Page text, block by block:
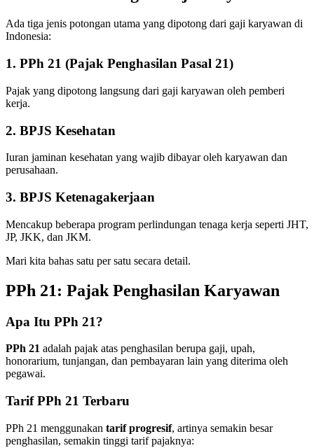
Ada tiga jenis potongan utama yang dipotong dari gaji karyawan di
Indonesia:
1. PPh 21 (Pajak Penghasilan Pasal 21)
Pajak yang dipotong langsung dari gaji karyawan oleh pemberi
kerja.
2. BPJS Kesehatan
Iuran jaminan kesehatan yang wajib dibayar oleh karyawan dan
perusahaan.
3. BPJS Ketenagakerjaan
Mencakup beberapa program perlindungan tenaga kerja seperti JHT,
JP, JKK, dan JKM.
Mari kita bahas satu per satu secara detail.
PPh 21: Pajak Penghasilan Karyawan
Apa Itu PPh 21?
PPh 21 adalah pajak atas penghasilan berupa gaji, upah,
honorarium, tunjangan, dan pembayaran lain yang diterima oleh
pegawai.
Tarif PPh 21 Terbaru
PPh 21 menggunakan tarif progresif, artinya semakin besar
penghasilan, semakin tinggi tarif pajaknya: